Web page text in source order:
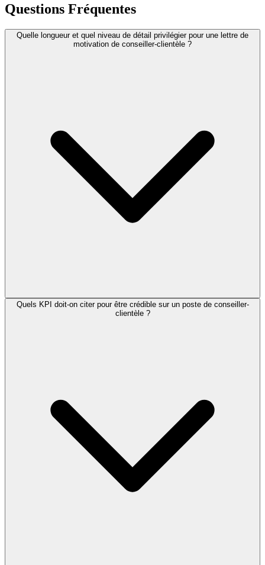
Questions Fréquentes
Quelle longueur et quel niveau de détail privilégier pour une lettre de
motivation de conseiller-clientèle ?
Quels KPI doit-on citer pour être crédible sur un poste de conseiller-
clientèle ?